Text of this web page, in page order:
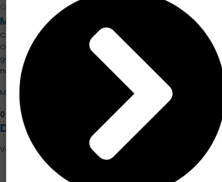
MERCI POUR L'ASSISTANCE
C’est un bon produit – la batterie dedans dure des années.
On peut choisir les brossette « Sensitives » qui sont moins
gênantes pour les enfants/jeunes – et pour les grands, la
nouvelle brossette « Floss Action » qui sont efficaces.
Mais ce message est plutôt de dire Merci au s...
0
DÉPOSER UN COMMENTAIRE
Vous devez être connecté pour publier un avis.